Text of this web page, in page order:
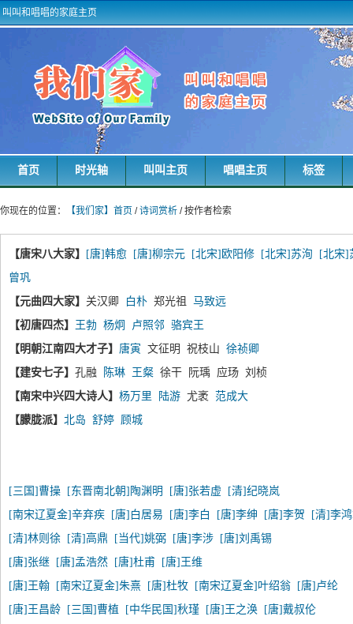
叫叫和唱唱的家庭主页
首页 时光轴 叫叫主页 唱唱主页 标签
你现在的位置： 【我们家】首页 /诗词赏析 / 按作者检索
【唐宋八大家】 [唐]韩愈 [唐]柳宗元 [北宋]欧阳修 [北宋]苏洵
[北宋]
曾巩
【元曲四大家】 关汉卿 白朴 郑光祖 马致远
【初唐四杰】
王勃 杨炯 卢照邻 骆宾王
【明朝江南四大才子】 唐寅 文征明 祝枝山 徐祯卿
【建安七子】 孔融 陈琳 王粲 徐干 阮瑀 应玚 刘桢
【南宋中兴四大诗人】 杨万里 陆游 尤袤 范成大
【朦胧派】 北岛 舒婷 顾城
[三国]曹操 [东晋南北朝]陶渊明 [唐]张若虚
[清]纪晓岚
[南宋辽夏金]辛弃疾
[唐]白居易 [唐]李白 [唐]李绅 [唐]李贺
[清]李
[清]林则徐
[清]高鼎 [当代]姚弼 [唐]李涉
[唐]刘禹锡
[唐]张继
[唐]孟浩然 [唐]杜甫
[唐]王维
[唐]王翰
[南宋辽夏金]朱熹 [唐]杜牧 [南宋辽夏金]叶绍翁
[唐]卢纶
[唐]王昌龄
[三国]曹植 [中华民国]秋瑾 [唐]王之涣
[唐]戴叔伦